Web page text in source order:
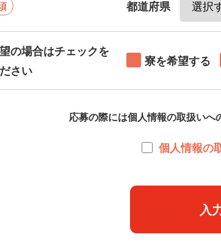
都道府県
の場合はチェックを
さい
寮を希望する
応募の際には個人情報の取扱いへ
個人情報の
入